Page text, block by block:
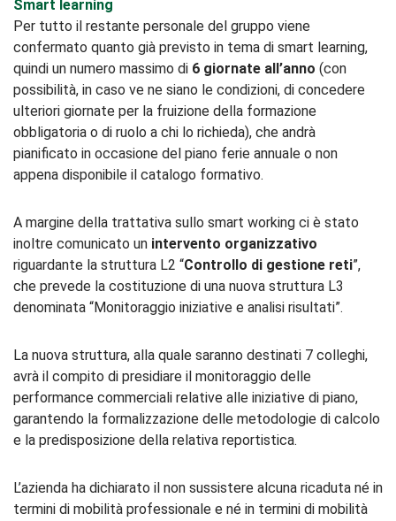
Smart learning
Per tutto il restante personale del gruppo viene
confermato quanto già previsto in tema di smart learning,
quindi un numero massimo di 6 giornate all’anno (con
possibilità, in caso ve ne siano le condizioni, di concedere
ulteriori giornate per la fruizione della formazione
obbligatoria o di ruolo a chi lo richieda), che andrà
pianificato in occasione del piano ferie annuale o non
appena disponibile il catalogo formativo.
A margine della trattativa sullo smart working ci è stato
inoltre comunicato un intervento organizzativo
riguardante la struttura L2 “Controllo di gestione reti”,
che prevede la costituzione di una nuova struttura L3
denominata “Monitoraggio iniziative e analisi risultati”.
La nuova struttura, alla quale saranno destinati 7 colleghi,
avrà il compito di presidiare il monitoraggio delle
performance commerciali relative alle iniziative di piano,
garantendo la formalizzazione delle metodologie di calcolo
e la predisposizione della relativa reportistica.
L’azienda ha dichiarato il non sussistere alcuna ricaduta né in
termini di mobilità professionale e né in termini di mobilità